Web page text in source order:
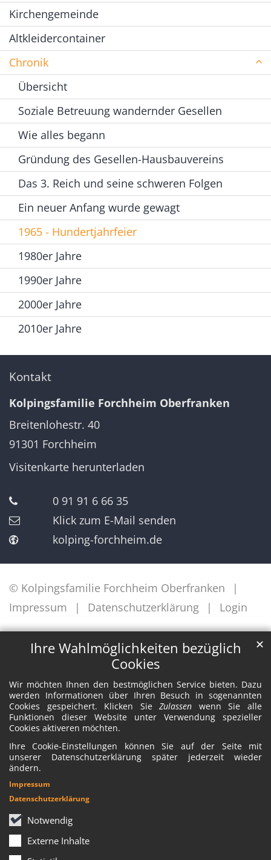
Ihre Wahlmöglichkeiten bezüglich
Cookies
Wir möchten Ihnen den bestmöglichen Service bieten. Dazu
werden Informationen über Ihren Besuch in sogenannten
Cookies gespeichert. Klicken SieZulassen wenn Sie alle
Funktionen dieser Website unter Verwendung spezieller
Cookies aktiveren möchten.
Ihre Cookie-Einstellungen können Sie auf der Seite mit
unserer Datenschutzerklärung später jederzeit wieder
ändern.
Notwendig
Externe Inhalte
✕
Impressum
Datenschutzerklärung
Kirchengemeinde
Altkleidercontainer
Chronik
Übersicht
Soziale Betreuung wandernder Gesellen
Wie alles begann
Gründung des Gesellen-Hausbauvereins
Das 3. Reich und seine schweren Folgen
Ein neuer Anfang wurde gewagt
1965 - Hundertjahrfeier
1980er Jahre
1990er Jahre
2000er Jahre
2010er Jahre
Kontakt
Kolpingsfamilie Forchheim Oberfranken
Breitenlohestr. 40
91301 Forchheim
Visitenkarte herunterladen
0 91 91 6 66 35
Klick zum E-Mail senden
kolping-forchheim.de
© Kolpingsfamilie Forchheim Oberfranken
Impressum
Datenschutzerklärung Login